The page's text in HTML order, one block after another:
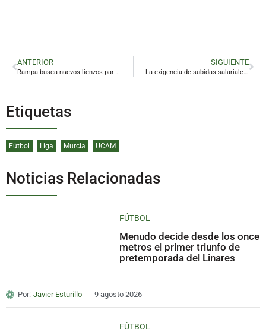
ANTERIOR
Rampa busca nuevos lienzos para ver, mirar y contemplar otro Linares
SIGUIENTE
La exigencia de subidas salariales marca el Primero de Mayo en Jaén
Etiquetas
Fútbol Liga Murcia UCAM
Noticias Relacionadas
FÚTBOL
Menudo decide desde los once
metros el primer triunfo de
pretemporada del Linares
Por: Javier Esturillo 9 agosto 2026
FÚTBOL